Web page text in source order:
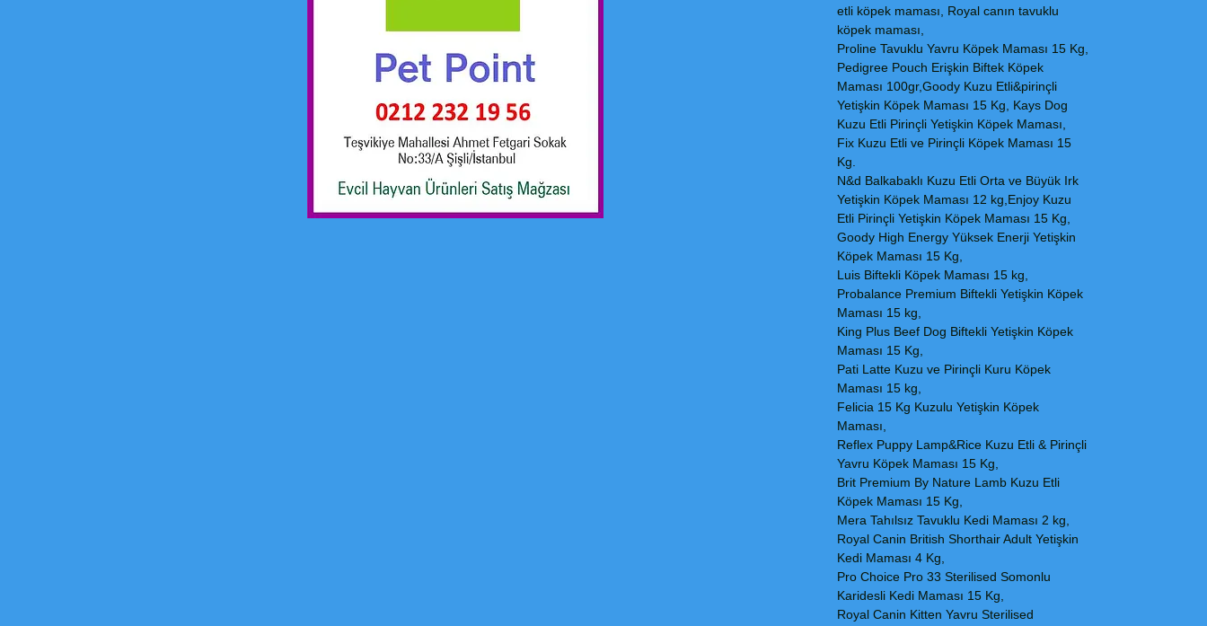
etli köpek maması, Royal canın tavuklu
köpek maması,
Proline Tavuklu Yavru Köpek Maması 15 Kg,
Pedigree Pouch Erişkin Biftek Köpek
Maması 100gr,Goody Kuzu Etli&pirinçli
Yetişkin Köpek Maması 15 Kg, Kays Dog
Kuzu Etli Pirinçli Yetişkin Köpek Maması,
Fix Kuzu Etli ve Pirinçli Köpek Maması 15
Kg.
N&d Balkabaklı Kuzu Etli Orta ve Büyük Irk
Yetişkin Köpek Maması 12 kg,Enjoy Kuzu
Etli Pirinçli Yetişkin Köpek Maması 15 Kg,
Goody High Energy Yüksek Enerji Yetişkin
Köpek Maması 15 Kg,
Luis Biftekli Köpek Maması 15 kg,
Probalance Premium Biftekli Yetişkin Köpek
Maması 15 kg,
King Plus Beef Dog Biftekli Yetişkin Köpek
Maması 15 Kg,
Pati Latte Kuzu ve Pirinçli Kuru Köpek
Maması 15 kg,
Felicia 15 Kg Kuzulu Yetişkin Köpek
Maması,
Reflex Puppy Lamp&Rice Kuzu Etli & Pirinçli
Yavru Köpek Maması 15 Kg,
Brit Premium By Nature Lamb Kuzu Etli
Köpek Maması 15 Kg,
Mera Tahılsız Tavuklu Kedi Maması 2 kg,
Royal Canin British Shorthair Adult Yetişkin
Kedi Maması 4 Kg,
Pro Choice Pro 33 Sterilised Somonlu
Karidesli Kedi Maması 15 Kg,
Royal Canin Kitten Yavru Sterilised